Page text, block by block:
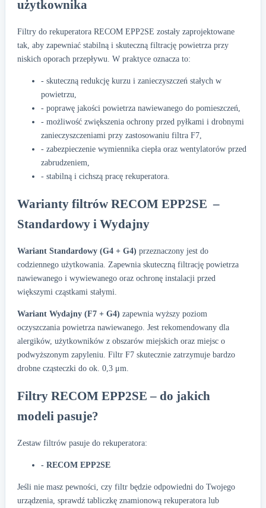
użytkownika
Filtry do rekuperatora RECOM EPP2SE zostały zaprojektowane
tak, aby zapewniać stabilną i skuteczną filtrację powietrza przy
niskich oporach przepływu. W praktyce oznacza to:
- skuteczną redukcję kurzu i zanieczyszczeń stałych w
powietrzu,
- poprawę jakości powietrza nawiewanego do pomieszczeń,
- możliwość zwiększenia ochrony przed pyłkami i drobnymi
zanieczyszczeniami przy zastosowaniu filtra F7,
- zabezpieczenie wymiennika ciepła oraz wentylatorów przed
zabrudzeniem,
- stabilną i cichszą pracę rekuperatora.
Warianty filtrów RECOM EPP2SE –
Standardowy i Wydajny
Wariant Standardowy (G4 + G4) przeznaczony jest do
codziennego użytkowania. Zapewnia skuteczną filtrację powietrza
nawiewanego i wywiewanego oraz ochronę instalacji przed
większymi cząstkami stałymi.
Wariant Wydajny (F7 + G4) zapewnia wyższy poziom
oczyszczania powietrza nawiewanego. Jest rekomendowany dla
alergików, użytkowników z obszarów miejskich oraz miejsc o
podwyższonym zapyleniu. Filtr F7 skutecznie zatrzymuje bardzo
drobne cząsteczki do ok. 0,3 μm.
Filtry RECOM EPP2SE – do jakich
modeli pasuje?
Zestaw filtrów pasuje do rekuperatora:
- RECOM EPP2SE
Jeśli nie masz pewności, czy filtr będzie odpowiedni do Twojego
urządzenia, sprawdź tabliczkę znamionową rekuperatora lub